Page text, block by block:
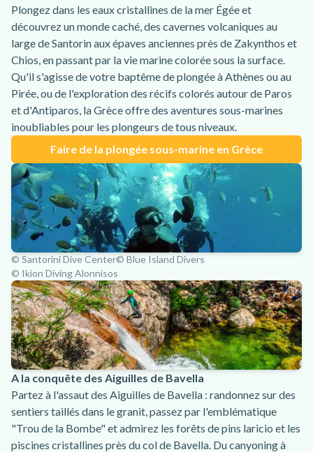
Plongez dans les eaux cristallines de la mer Égée et
découvrez un monde caché, des cavernes volcaniques au
large de Santorin aux épaves anciennes près de Zakynthos et
Chios, en passant par la vie marine colorée sous la surface.
Qu'il s'agisse de votre baptême de plongée à Athènes ou au
Pirée, ou de l'exploration des récifs colorés autour de Paros
et d'Antiparos, la Grèce offre des aventures sous-marines
inoubliables pour les plongeurs de tous niveaux.
Faire de la plongée sous-marine en Grèce
© Santorini Dive Center© Blue Island Divers
© Ikion Diving Alonnisos
A la conquête des Aiguilles de Bavella
Partez à l'assaut des Aiguilles de Bavella : randonnez sur des
sentiers taillés dans le granit, passez par l'emblématique
"Trou de la Bombe" et admirez les forêts de pins laricio et les
piscines cristallines près du col de Bavella. Du canyoning à